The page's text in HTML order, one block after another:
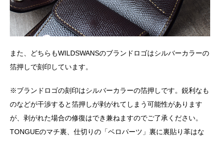
また、どちらもWILDSWANSのブランドロゴはシルバーカラーの
箔押しで刻印しています。
※ブランドロゴの刻印はシルバーカラーの箔押しです。鋭利なも
のなどが干渉すると箔押しが剥がれてしまう可能性があります
が、剥がれた場合の修復はでき兼ねますのでご了承ください。
TONGUEのマチ裏、仕切りの「ベロパーツ」裏に裏貼り革はな